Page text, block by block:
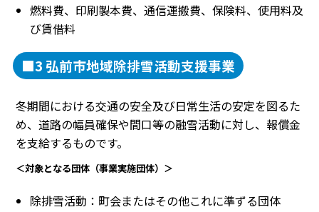
燃料費、印刷製本費、通信運搬費、保険料、使用料及
び賃借料
■3 弘前市地域除排雪活動支援事業
冬期間における交通の安全及び日常生活の安定を図るた
め、道路の幅員確保や間口等の融雪活動に対し、報償金
を支給するものです。
＜対象となる団体（事業実施団体）＞
除排雪活動：町会またはその他これに準ずる団体